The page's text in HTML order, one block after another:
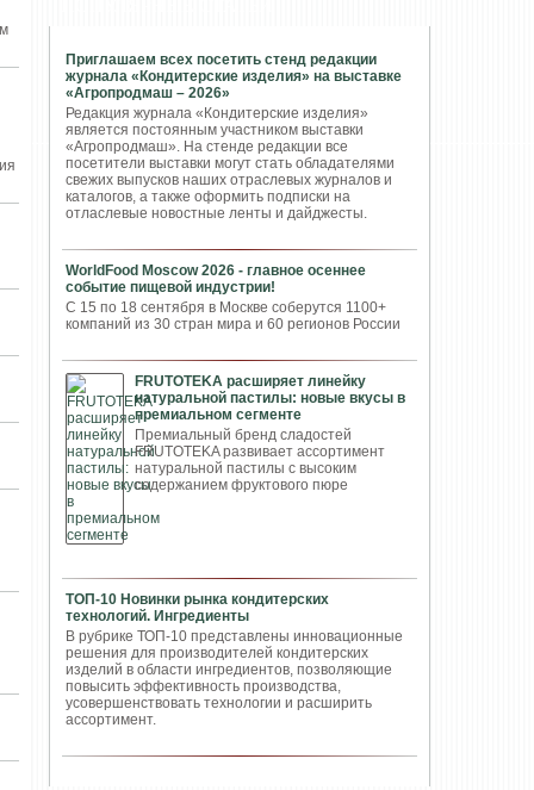
Приглашаем всех посетить стенд редакции
журнала «Кондитерские изделия» на выставке
«Агропродмаш – 2026»
Редакция журнала «Кондитерские изделия»
является постоянным участником выставки
«Агропродмаш». На стенде редакции все
посетители выставки могут стать обладателями
свежих выпусков наших отраслевых журналов и
каталогов, а также оформить подписки на
отласлевые новостные ленты и дайджесты.
WorldFood Moscow 2026 - главное осеннее
событие пищевой индустрии!
С 15 по 18 сентября в Москве соберутся 1100+
компаний из 30 стран мира и 60 регионов России
FRUTOTEKA расширяет линейку
натуральной пастилы: новые вкусы в
премиальном сегменте
Премиальный бренд сладостей
FRUTOTEKA развивает ассортимент
натуральной пастилы с высоким
содержанием фруктового пюре
ТОП-10 Новинки рынка кондитерских
технологий. Ингредиенты
В рубрике ТОП-10 представлены инновационные
решения для производителей кондитерских
изделий в области ингредиентов, позволяющие
повысить эффективность производства,
усовершенствовать технологии и расширить
ассортимент.